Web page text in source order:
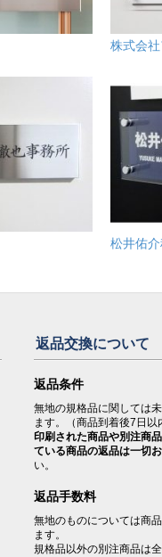
株式会
松井佑
返品交換について
返品条件
無地の規格品に関しては
ます。（商品到着後7日以
印刷された商品や別注商
ている商品の返品は一切
い。
返品手数料
無地のものについては商
ます。
規格品以外の別注商品は